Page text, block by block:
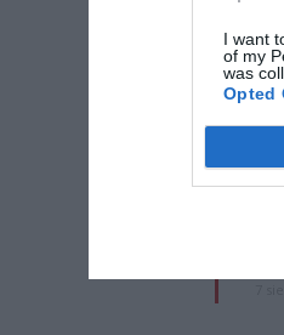
I want
of my
was
Opted
7